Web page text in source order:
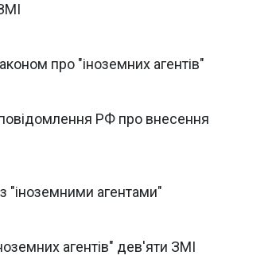
про "іноземних агентів"
РФ про внесення
"іноземними агентами"
агентів" дев'яти ЗМІ